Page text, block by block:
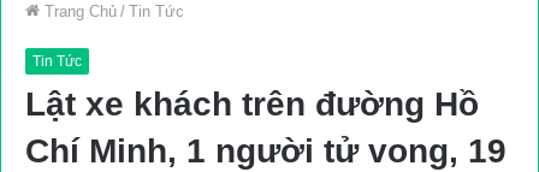
Trang Chủ / Tin Tức
Tin Tức
Lật xe khách trên đường Hồ
Chí Minh, 1 người tử vong, 19